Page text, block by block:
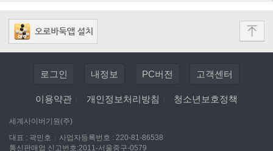
로그인 내정보 PC버전 고객센터
이용약관 개인정보처리방침 청소년보호정책
세계사이버기원(주)
대표 : 곽민호
사업자등록번호 : 220-81-86538
통신판매업 신고번호:2011-서울중구-0579